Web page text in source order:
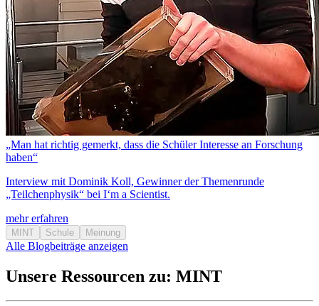
„Man hat richtig gemerkt, dass die Schüler Interesse an Forschung
haben“
Interview mit Dominik Koll, Gewinner der Themenrunde
„Teilchenphysik“ bei I‘m a Scientist.
mehr erfahren
MINT Schule Meinung
Alle Blogbeiträge anzeigen
Unsere Ressourcen zu: MINT